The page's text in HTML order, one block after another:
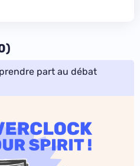
part au débat